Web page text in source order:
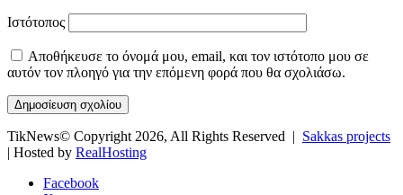
Ιστότοπος
Αποθήκευσε το όνομά μου, email, και τον ιστότοπο μου σε
αυτόν τον πλοηγό για την επόμενη φορά που θα σχολιάσω.
TikNews© Copyright 2026, All Rights Reserved | Sakkas projects
| Hosted by RealHosting
Facebook